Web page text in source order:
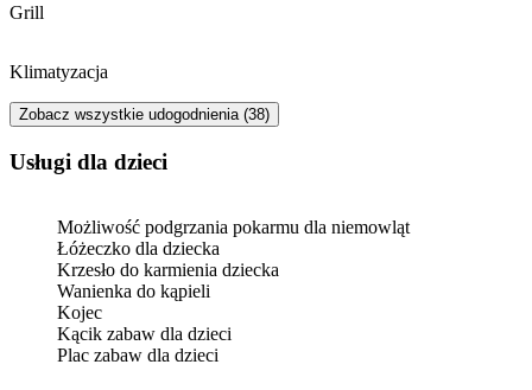
Grill
Klimatyzacja
Zobacz wszystkie udogodnienia (38)
usługi dla dzieci
Możliwość podgrzania pokarmu dla niemowląt
Łóżeczko dla dziecka
Krzesło do karmienia dziecka
Wanienka do kąpieli
Kojec
Kącik zabaw dla dzieci
Plac zabaw dla dzieci